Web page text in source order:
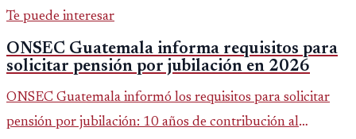
Te puede interesar
ONSEC Guatemala informa requisitos para
solicitar pensión por jubilación en 2026
ONSEC Guatemala informó los requisitos para solicitar
pensión por jubilación: 10 años de contribución al